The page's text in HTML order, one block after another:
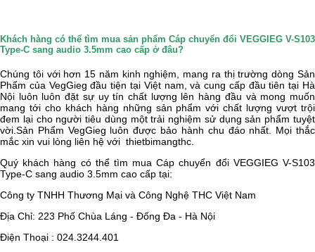
Khách hàng có thể tìm mua sản phẩm Cáp chuyển đổi VEGGIEG V-S103
Type-C sang audio 3.5mm cao cấp ở đâu?
Chúng tôi với hơn 15 năm kinh nghiệm, mang ra thị trường dòng Sản
Phẩm của VegGieg đầu tiện tại Việt nam, và cung cấp đầu tiên tại Hà
Nội luôn luôn đặt sự uy tín chất lượng lên hàng đầu và mong muốn
mang tới cho khách hàng những sản phẩm với chất lượng vượt trội
đem lại cho người tiêu dùng một trải nghiệm sử dụng sản phẩm tuyệt
vời.Sản Phẩm VegGieg luôn được bảo hành chu đáo nhất. Mọi thắc
mắc xin vui lòng liên hệ với thietbimangthc.
Quý khách hàng có thể tìm muaCáp chuyển đổi VEGGIEG V-S103
Type-C sang audio 3.5mm cao cấp tại:
Công ty TNHH Thương Mại và Công Nghệ THC Việt Nam
Địa Chỉ: 223 Phố Chùa Láng - Đống Đa - Hà Nội
Điện Thoại : 024.3244.401